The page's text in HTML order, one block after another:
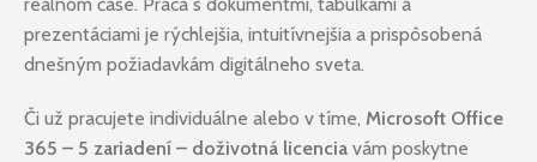
reálnom čase. Práca s dokumentmi, tabuľkami a
prezentáciami je rýchlejšia, intuitívnejšia a prispôsobená
dnešným požiadavkám digitálneho sveta.
Či už pracujete individuálne alebo v tíme, Microsoft Office
365 – 5 zariadení – doživotná licencia vám poskytne